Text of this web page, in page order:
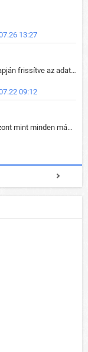
13:27
Kártya változások a 36.0.3-as patch alapján frissítve az adatbázisban (képek is cserélve).
09:12
Amióta bejött, csak ezzel játszom. Viszont mint minden más - akár az alapjáték is, ez is baromira összetett lett. Néha már pár kör után is esélytelen az egész. Vagy irreállisan túltápol valaki, vagy lelép a partner, vagy csak hülye mint a segg. És amikor eljönne az én időm, na akkor jön el mindenki másé is. Engem jobban érdekelne, hogy ki milyen ratingen szokott játszani. Na ez lenne egy érdekes adat.